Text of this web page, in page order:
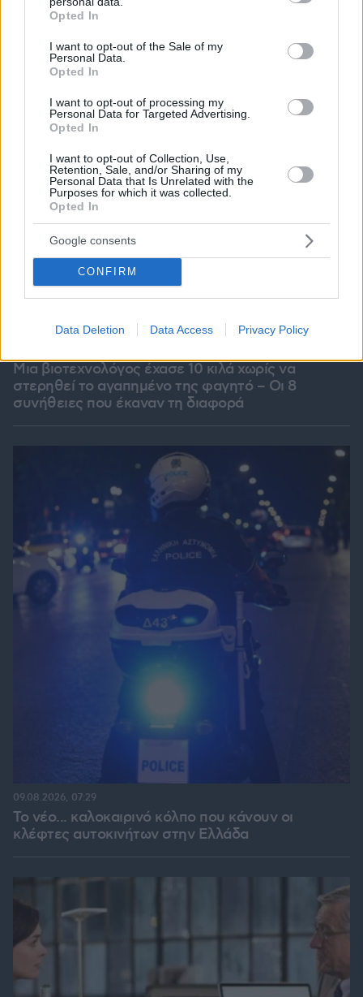
grant or deny consent to Google and its third-party tags to
use your data for below specified purposes in below Google
consent section.
Opted In
I want to opt-out of the Sale of my
Personal Data.
Opted In
I want to opt-out of processing my
Personal Data for Targeted Advertising.
Opted In
I want to opt-out of Collection, Use,
Retention, Sale, and/or Sharing of my
Personal Data that Is Unrelated with the
Purposes for which it was collected.
Opted In
Google consents
CONFIRM
Data Deletion Data Access Privacy Policy
Μια βιοτεχνολόγος έχασε 10 κιλά χωρίς να
στερηθεί το αγαπημένο της φαγητό – Οι 8
συνήθειες που έκαναν τη διαφορά
Το νέο... καλοκαιρινό κόλπο που κάνουν οι
κλέφτες αυτοκινήτων στην Ελλάδα
09.08.2026, 07:29